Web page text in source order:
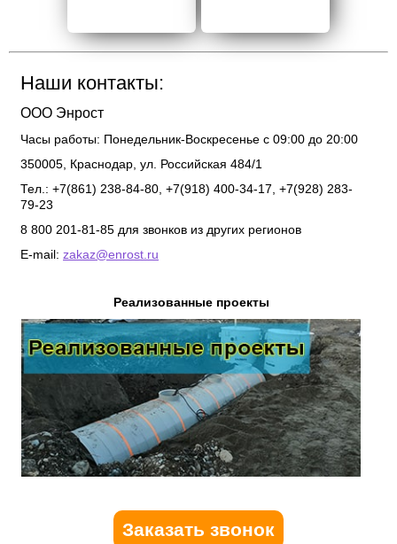
Наши контакты:
ООО Энрост
Часы работы: Понедельник-Воскресенье с 09:00 до 20:00
350005 Краснодар ул. Российская 484/1
Тел.: +7(861) 238-84-80, +7(918) 400-34-17, +7(928) 283-
79-23
8 800 201-81-85 для звонков из других регионов
E-mail: zakaz@enrost.ru
Реализованные проекты
Заказать звонок